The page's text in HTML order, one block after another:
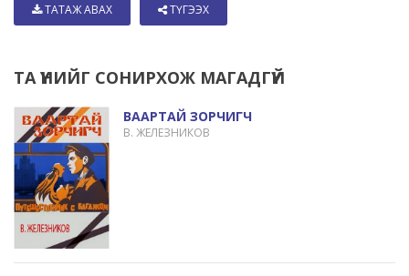
ТАТАЖ АВАХ ТҮГЭЭХ
ТА ҮҮНИЙГ СОНИРХОЖ МАГАДГҮЙ
ВААРТАЙ ЗОРЧИГЧ
В. ЖЕЛЕЗНИКОВ